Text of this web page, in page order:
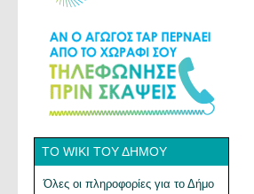
ΤΟ WIKI ΤΟΥ ΔΉΜΟΥ
Όλες οι πληροφορίες για το Δήμο